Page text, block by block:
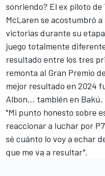
sonriendo? El ex piloto de
McLaren se acostumbró
victorias durante su
juego totalmente
resultado entre los tres
remonta al Gran Premio
mejor resultado en 2024
Albon... también en Bakú.
"Mi punto honesto sobre
reaccionar a luchar por
sé cuánto lo voy a echar
que me va a resultar".